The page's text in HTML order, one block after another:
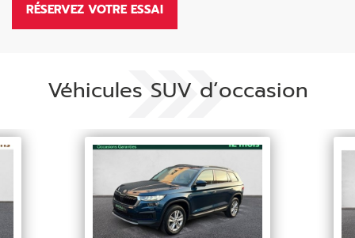
RÉSERVEZ VOTRE ESSAI
Véhicules SUV d’occasion